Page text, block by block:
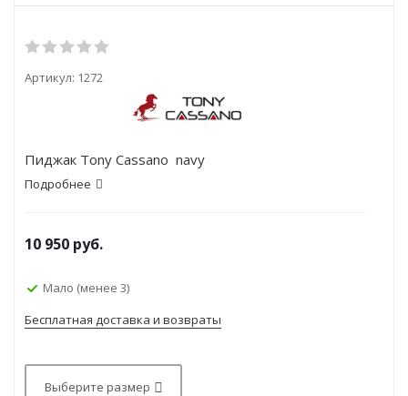
Артикул: 1272
Пиджак Tony Cassano navy
Подробнее
10 950 руб.
Мало (менее 3)
Бесплатная доставка и возвраты
Выберите размер